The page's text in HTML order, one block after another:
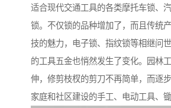
适合现代交通工具的各类摩托车锁、
锁。不仅锁的品种增加了，而且传统
技的魅力，电子锁、指纹锁等相继问
的工具五金也悄然发生了变化。园林
伸，修剪枝杈的剪刀不再简单，而逐
家庭和社区建设的手工、电动工具、